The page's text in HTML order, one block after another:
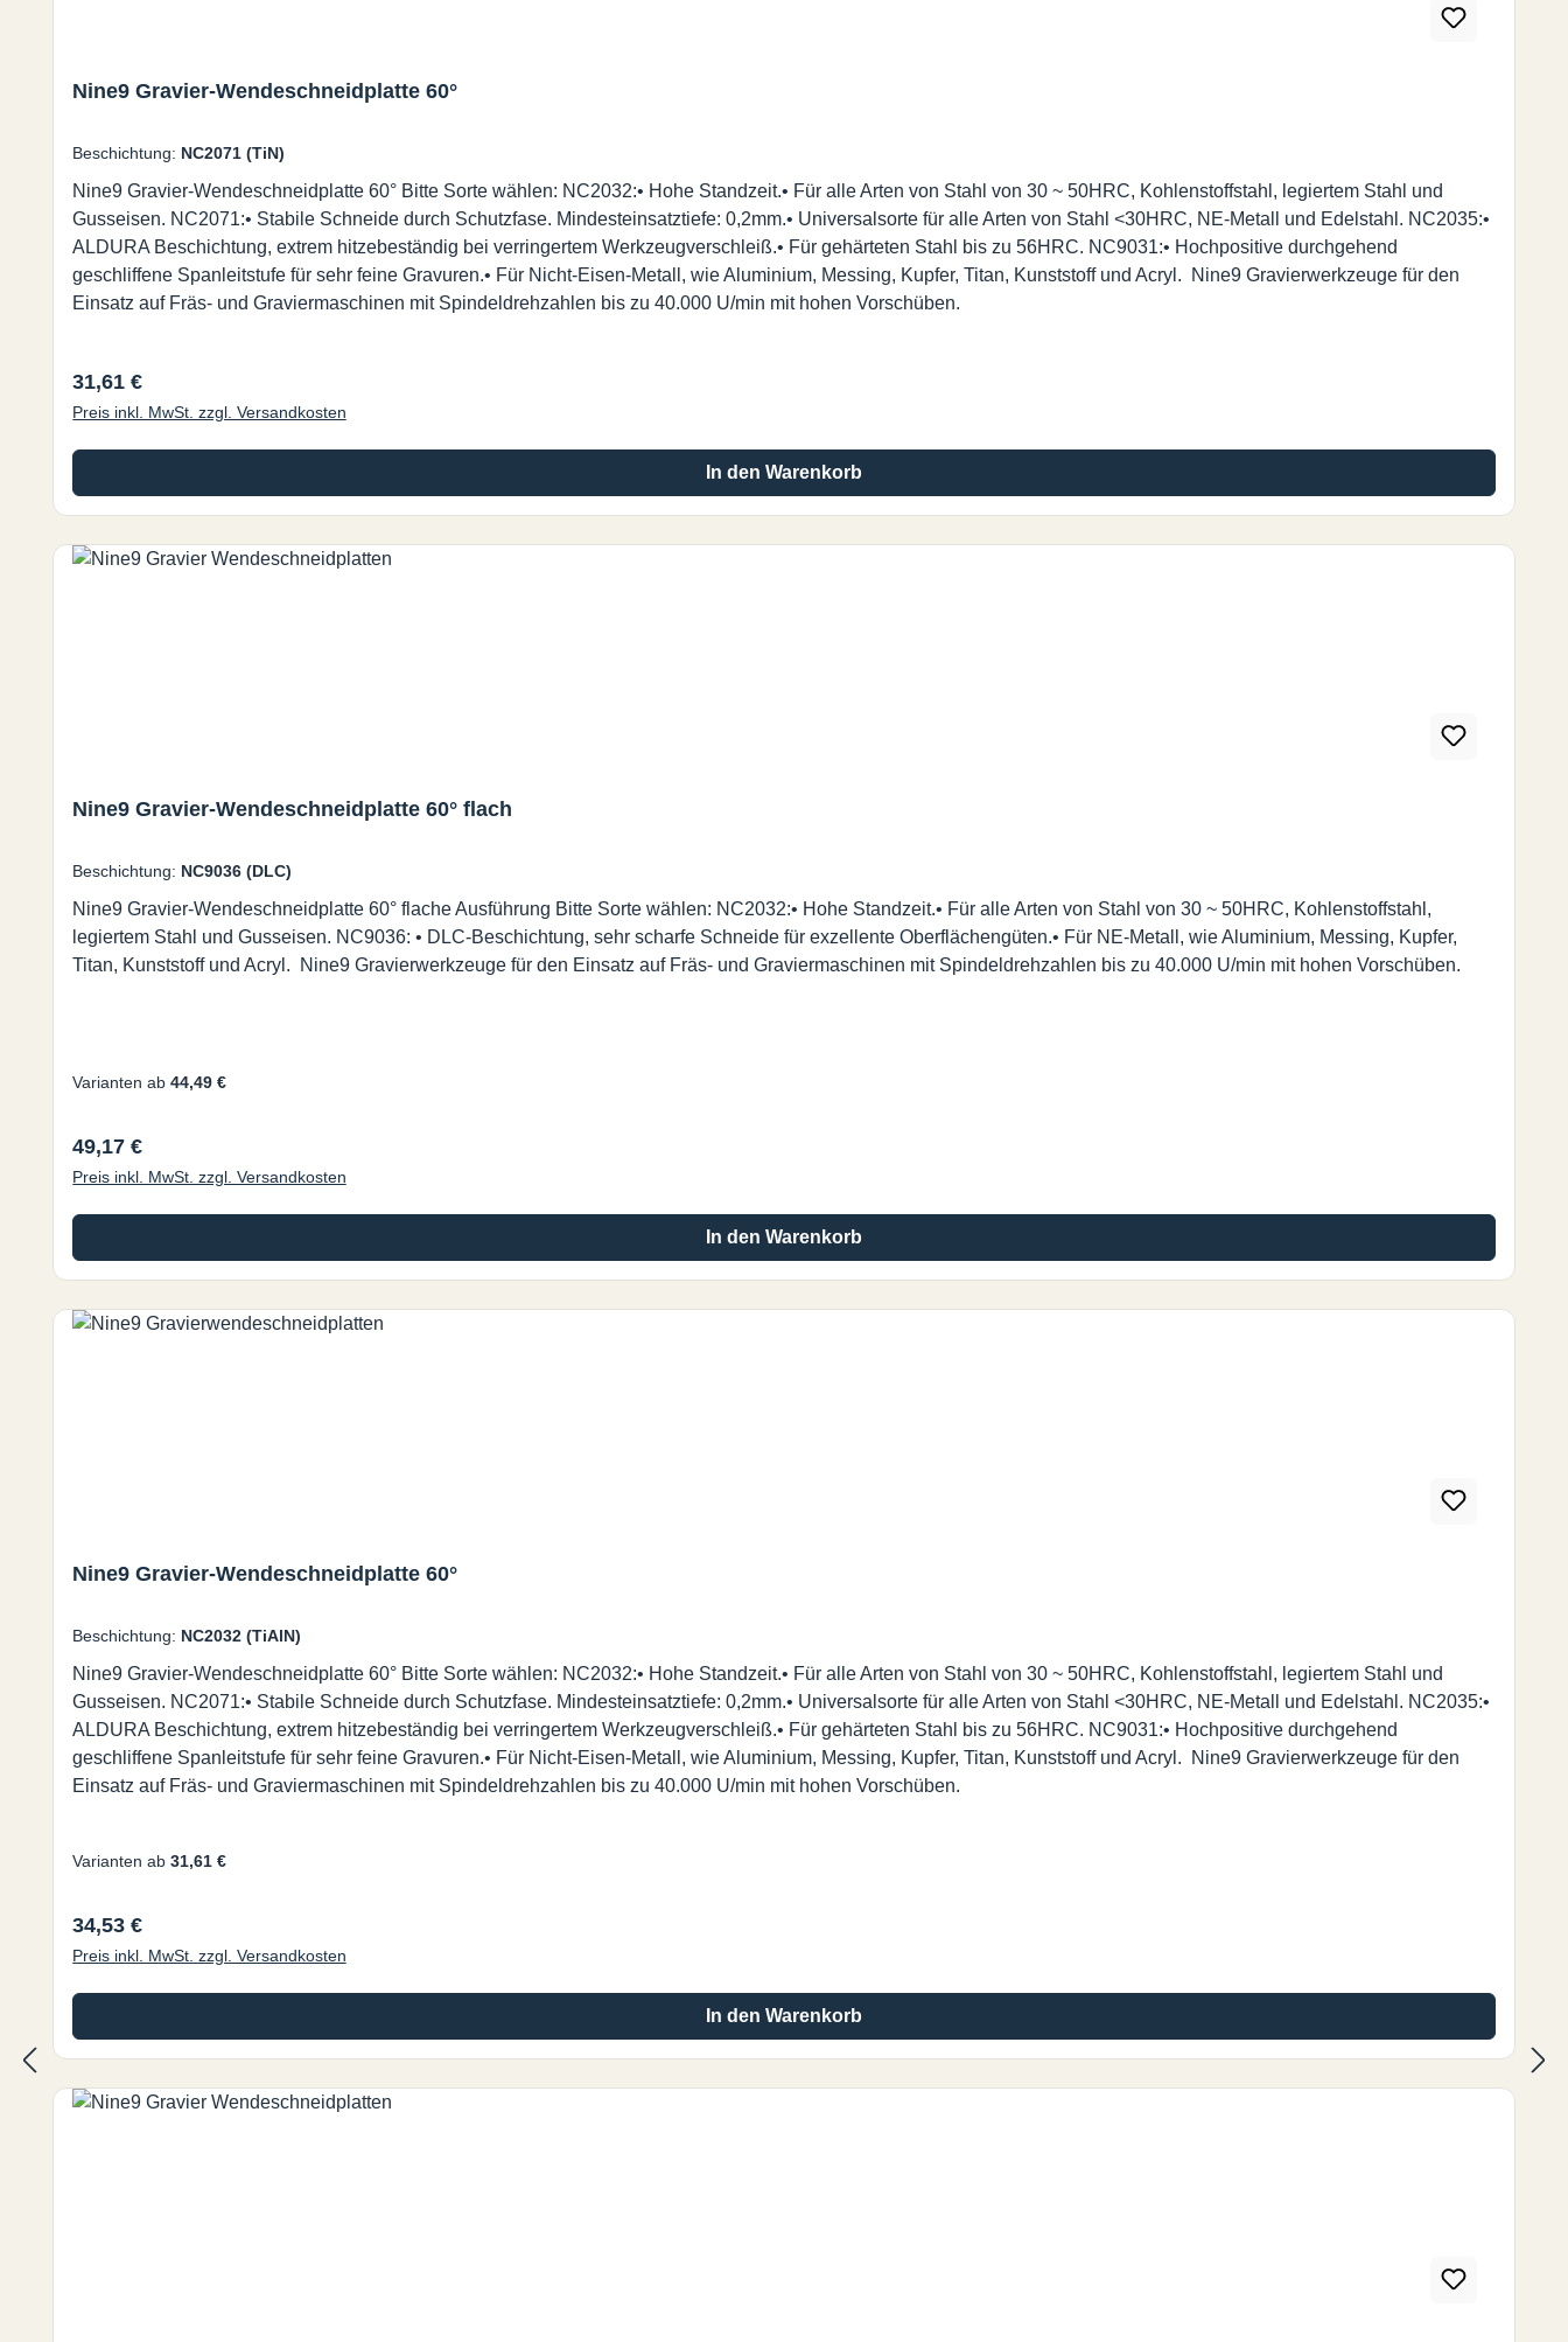
Nine9 Gravier-Wendeschneidplatte 60°
Beschichtung: NC2071 (TiN)
Nine9 Gravier-Wendeschneidplatte 60° Bitte Sorte wählen: NC2032:• Hohe Standzeit.• Für alle Arten von Stahl von 30 ~ 50HRC, Kohlenstoffstahl, legiertem Stahl und
Gusseisen. NC2071:• Stabile Schneide durch Schutzfase. Mindesteinsatztiefe: 0,2mm.• Universalsorte für alle Arten von Stahl <30HRC, NE-Metall und Edelstahl. NC2035:•
ALDURA Beschichtung, extrem hitzebeständig bei verringertem Werkzeugverschleiß.• Für gehärteten Stahl bis zu 56HRC. NC9031:• Hochpositive durchgehend
geschliffene Spanleitstufe für sehr feine Gravuren.• Für Nicht-Eisen-Metall, wie Aluminium, Messing, Kupfer, Titan, Kunststoff und Acryl. Nine9 Gravierwerkzeuge für den
Einsatz auf Fräs- und Graviermaschinen mit Spindeldrehzahlen bis zu 40.000 U/min mit hohen Vorschüben.
Regulärer Preis:
31,61 €
Preis inkl. MwSt. zzgl. Versandkosten
In den Warenkorb
Nine9 Gravier-Wendeschneidplatte 60° flach
Beschichtung: NC9036 (DLC)
Nine9 Gravier-Wendeschneidplatte 60° flache Ausführung Bitte Sorte wählen: NC2032:• Hohe Standzeit.• Für alle Arten von Stahl von 30 ~ 50HRC, Kohlenstoffstahl,
legiertem Stahl und Gusseisen. NC9036: • DLC-Beschichtung, sehr scharfe Schneide für exzellente Oberflächengüten.• Für NE-Metall, wie Aluminium, Messing, Kupfer,
Titan, Kunststoff und Acryl. Nine9 Gravierwerkzeuge für den Einsatz auf Fräs- und Graviermaschinen mit Spindeldrehzahlen bis zu 40.000 U/min mit hohen Vorschüben.
Varianten ab 44,49 €
Regulärer Preis:
49,17 €
Preis inkl. MwSt. zzgl. Versandkosten
In den Warenkorb
Nine9 Gravier-Wendeschneidplatte 60°
Beschichtung: NC2032 (TiAlN)
Nine9 Gravier-Wendeschneidplatte 60° Bitte Sorte wählen: NC2032:• Hohe Standzeit.• Für alle Arten von Stahl von 30 ~ 50HRC, Kohlenstoffstahl, legiertem Stahl und
Gusseisen. NC2071:• Stabile Schneide durch Schutzfase. Mindesteinsatztiefe: 0,2mm.• Universalsorte für alle Arten von Stahl <30HRC, NE-Metall und Edelstahl. NC2035:•
ALDURA Beschichtung, extrem hitzebeständig bei verringertem Werkzeugverschleiß.• Für gehärteten Stahl bis zu 56HRC. NC9031:• Hochpositive durchgehend
geschliffene Spanleitstufe für sehr feine Gravuren.• Für Nicht-Eisen-Metall, wie Aluminium, Messing, Kupfer, Titan, Kunststoff und Acryl. Nine9 Gravierwerkzeuge für den
Einsatz auf Fräs- und Graviermaschinen mit Spindeldrehzahlen bis zu 40.000 U/min mit hohen Vorschüben.
Varianten ab 31,61 €
Regulärer Preis:
34,53 €
Preis inkl. MwSt. zzgl. Versandkosten
In den Warenkorb